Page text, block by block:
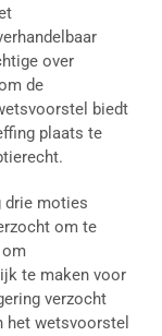
over
de
biedt
plaats te
drie moties
om te
om
te maken voor
verzocht
het wetsvoorstel